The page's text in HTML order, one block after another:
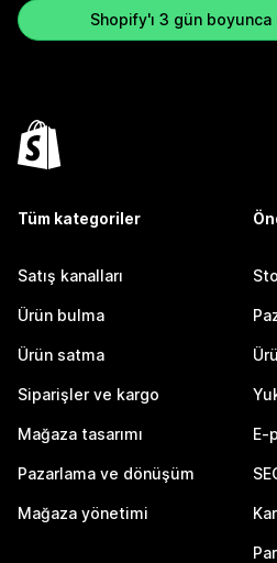
Shopify'ı 3 gün
Tüm kategoriler
Satış kanalları
Ürün bulma
Ürün satma
Siparişler ve kargo
Mağaza tasarımı
Pazarlama ve dönüşüm
Mağaza yönetimi
E-